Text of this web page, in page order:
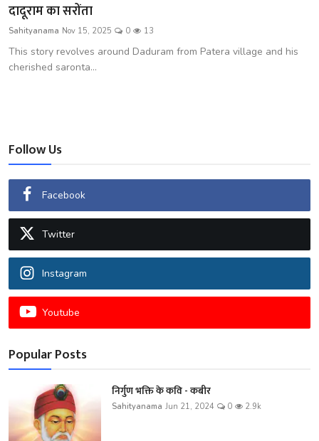
शख्सियत
धरोहर
उपन्यास
सिनेमा
शायरी
ग़ज़ल
दादूराम का सरोंता
Sahityanama Nov 15, 2025 0 13
This story revolves around Daduram from Patera village and his
cherished saronta...
Follow Us
Facebook
Twitter
Instagram
Youtube
Popular Posts
निर्गुण भक्ति के कवि - कबीर
Sahityanama Jun 21, 2024 0 2.9k